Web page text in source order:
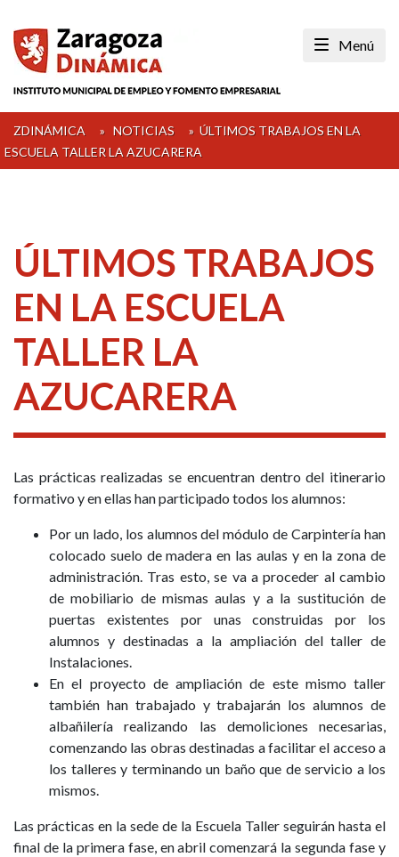
content
Menú
ZDINÁMICA » NOTICIAS » ÚLTIMOS TRABAJOS EN LA
ESCUELA TALLER LA AZUCARERA
ÚLTIMOS TRABAJOS
EN LA ESCUELA
TALLER LA
AZUCARERA
Las prácticas realizadas se encuentran dentro del itinerario
formativo y en ellas han participado todos los alumnos:
Por un lado, los alumnos del módulo de Carpintería han
colocado suelo de madera en las aulas y en la zona de
administración. Tras esto, se va a proceder al cambio
de mobiliario de mismas aulas y a la sustitución de
puertas existentes por unas construidas por los
alumnos y destinadas a la ampliación del taller de
Instalaciones.
En el proyecto de ampliación de este mismo taller
también han trabajado y trabajarán los alumnos de
albañilería realizando las demoliciones necesarias,
comenzando las obras destinadas a facilitar el acceso a
los talleres y terminando un baño que de servicio a los
mismos.
Las prácticas en la sede de la Escuela Taller seguirán hasta el
final de la primera fase, en abril comenzará la segunda fase y